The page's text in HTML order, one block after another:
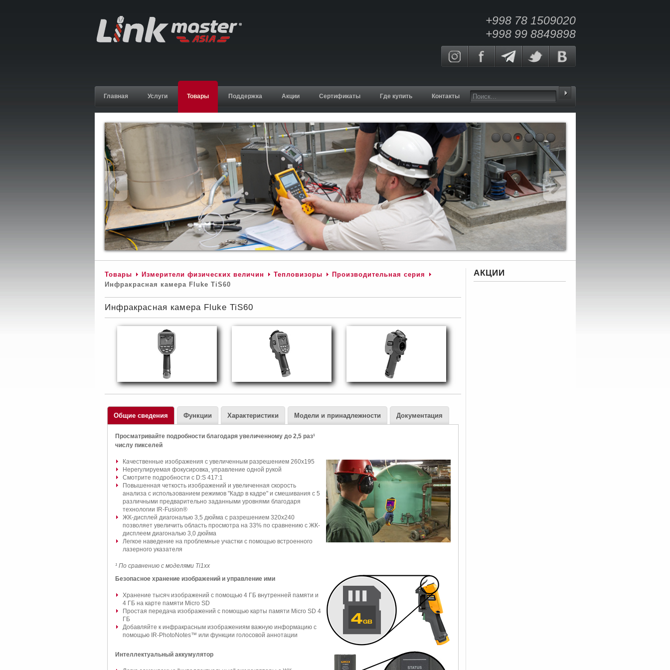
+998 78 1509020
+998 99 8849898
Главная Услуги Товары Поддержка Акции Сертификаты Где купить Контакты
Товары Измерители физических величин Тепловизоры
Производительная серия
Инфракрасная камера Fluke TiS60
Инфракрасная камера Fluke TiS60
Общие сведения
Просматривайте подробности благодаря увеличенному до 2,5 раз¹
числу пикселей
Качественные изображения с увеличенным разрешением 260x195
Нерегулируемая фокусировка, управление одной рукой
Смотрите подробности с D:S 417:1
Повышенная четкость изображений и увеличенная скорость
анализа с использованием режимов "Кадр в кадре" и смешивания с 5
различными предварительно заданными уровнями благодаря
технологии IR-Fusion®
ЖК-дисплей диагональю 3,5 дюйма с разрешением 320x240
позволяет увеличить область просмотра на 33% по сравнению с ЖК-
дисплеем диагональю 3,0 дюйма
Легкое наведение на проблемные участки с помощью встроенного
лазерного указателя
¹ По сравнению с моделями Ti1xx
Безопасное хранение изображений и управление ими
Хранение тысяч изображений с помощью 4 ГБ внутренней памяти и
4 ГБ на карте памяти Micro SD
Простая передача изображений с помощью карты памяти Micro SD 4
ГБ
Добавляйте к инфракрасным изображениям важную информацию с
помощью IR-PhotoNotes™ или функции голосовой аннотации
Интеллектуальный аккумулятор
Функции Характеристики Модели и принадлежности Документация
АКЦИИ